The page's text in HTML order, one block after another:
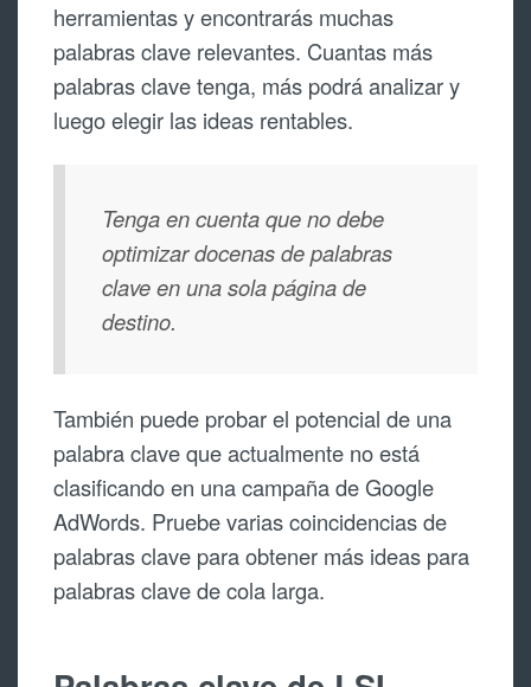
herramientas y encontrarás muchas
palabras clave relevantes. Cuantas más
palabras clave tenga, más podrá analizar y
luego elegir las ideas rentables.
Tenga en cuenta que no debe
optimizar docenas de palabras
clave en una sola página de
destino.
También puede probar el potencial de una
palabra clave que actualmente no está
clasificando en una campaña de Google
AdWords. Pruebe varias coincidencias de
palabras clave para obtener más ideas para
palabras clave de cola larga.